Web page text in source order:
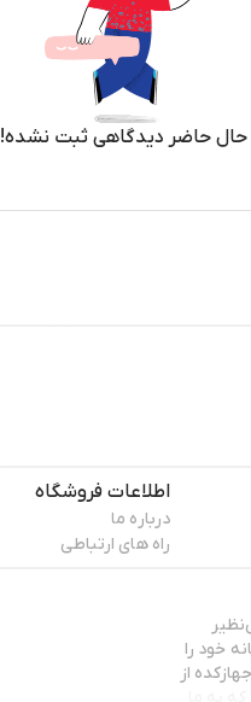
حال حاضر دیدگاهی ثبت نشده!
اطلاعات فروشگاه
درباره ما
راه های ارتباطی
خود را
جهازکده از